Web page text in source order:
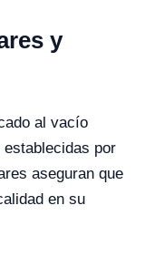
y
al vacío
por
aseguran que
en su